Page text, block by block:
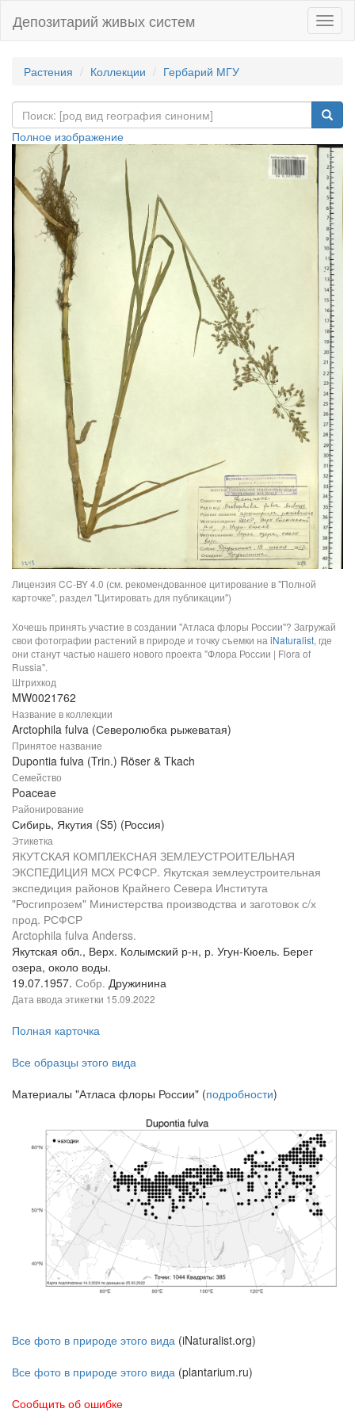
Депозитарий живых систем
Растения Коллекции Гербарий МГУ
Полное изображение
Лицензия CC-BY 4.0 (см. рекомендованное цитирование в "Полной
карточке", раздел "Цитировать для публикации")
Хочешь принять участие в создании "Атласа флоры России"? Загружай
свои фотографии растений в природе и точку съемки на iNaturalist, где
они станут частью нашего нового проекта "Флора России | Flora of
Russia".
Штрихкод
MW0021762
Название в коллекции
Arctophila fulva (Северолюбка рыжеватая)
Принятое название
Dupontia fulva (Trin.) Röser & Tkach
Семейство
Poaceae
Районирование
Сибирь, Якутия (S5) (Россия)
Этикетка
ЯКУТСКАЯ КОМПЛЕКСНАЯ ЗЕМЛЕУСТРОИТЕЛЬНАЯ
ЭКСПЕДИЦИЯ МСХ РСФСР. Якутская землеустроительная
экспедиция районов Крайнего Севера Института
"Росгипрозем" Министерства производства и заготовок с/х
прод. РСФСР
Arctophila fulva Anderss.
Якутская обл., Верх. Колымский р-н, р. Угун-Кюель. Берег
озера, около воды.
19.07.1957. Собр. Дружинина
Дата ввода этикетки 15.09.2022
Полная карточка
Все образцы этого вида
Материалы "Атласа флоры России" (подробности)
Все фото в природе этого вида (iNaturalist.org)
Все фото в природе этого вида (plantarium.ru)
Сообщить об ошибке